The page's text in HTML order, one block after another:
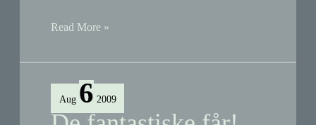
Arbejdsdag
11
Read More »
Aug 6 2009